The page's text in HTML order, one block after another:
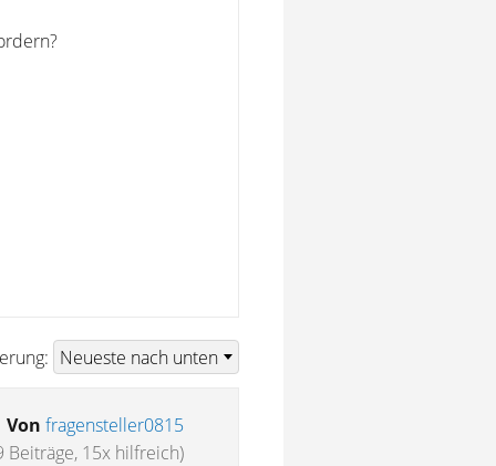
Von fragensteller0815
Beiträge, 15x hilfreich)